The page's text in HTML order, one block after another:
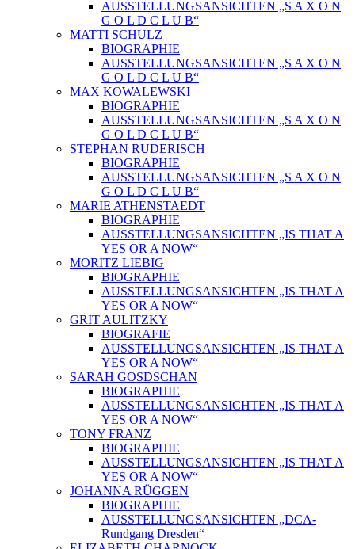
AUSSTELLUNGSANSICHTEN „S A X O N
G O L D C L U B“
MATTI SCHULZ
BIOGRAPHIE
AUSSTELLUNGSANSICHTEN „S A X O N
G O L D C L U B“
MAX KOWALEWSKI
BIOGRAPHIE
AUSSTELLUNGSANSICHTEN „S A X O N
G O L D C L U B“
STEPHAN RUDERISCH
BIOGRAPHIE
AUSSTELLUNGSANSICHTEN „S A X O N
G O L D C L U B“
MARIE ATHENSTAEDT
BIOGRAPHIE
AUSSTELLUNGSANSICHTEN „IS THAT A
YES OR A NOW“
MORITZ LIEBIG
BIOGRAPHIE
AUSSTELLUNGSANSICHTEN „IS THAT A
YES OR A NOW“
GRIT AULITZKY
BIOGRAFIE
AUSSTELLUNGSANSICHTEN „IS THAT A
YES OR A NOW“
SARAH GOSDSCHAN
BIOGRAPHIE
AUSSTELLUNGSANSICHTEN „IS THAT A
YES OR A NOW“
TONY FRANZ
BIOGRAPHIE
AUSSTELLUNGSANSICHTEN „IS THAT A
YES OR A NOW“
JOHANNA RÜGGEN
BIOGRAPHIE
AUSSTELLUNGSANSICHTEN „DCA-
Rundgang Dresden“